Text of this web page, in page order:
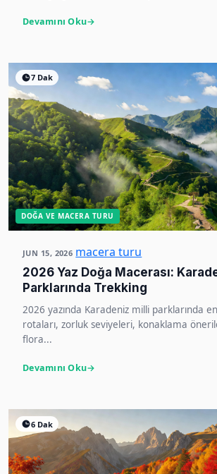
Devamını Oku
7 Dak
DOĞA VE MACERA TURU
JUN 15, 2026 macera turu
2026 Yaz Doğa Macerası:
Parklarında Trekking
2026 yazında Karadeniz milli parklarında
rotaları, zorluk seviyeleri, konaklama
flora...
Devamını Oku
6 Dak